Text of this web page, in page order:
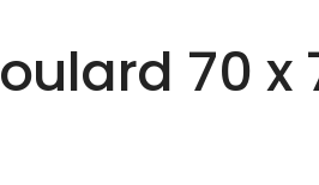
70 x